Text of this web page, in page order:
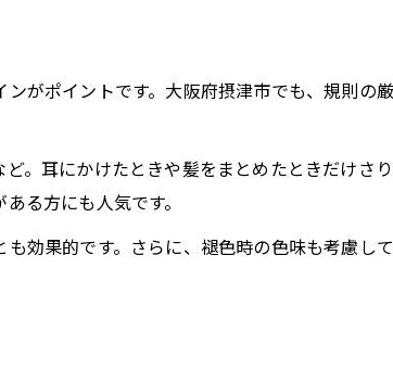
がポイントです。大阪府摂津市でも、規則の
。耳にかけたときや髪をまとめたときだけさ
る方にも人気です。
効果的です。さらに、褪色時の色味も考慮し